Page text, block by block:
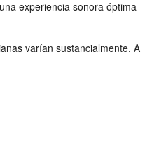
experiencia sonora óptima
varían sustancialmente. A